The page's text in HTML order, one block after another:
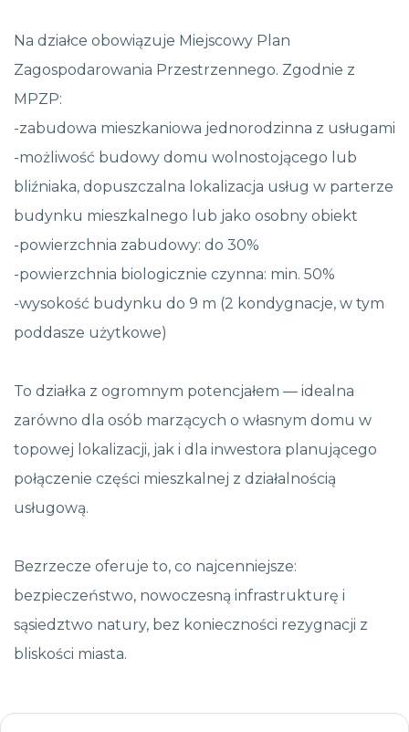
Na działce obowiązuje Miejscowy Plan
Zagospodarowania Przestrzennego. Zgodnie z
MPZP:
-zabudowa mieszkaniowa jednorodzinna z usługami
-możliwość budowy domu wolnostojącego lub
bliźniaka, dopuszczalna lokalizacja usług w parterze
budynku mieszkalnego lub jako osobny obiekt
-powierzchnia zabudowy: do 30%
-powierzchnia biologicznie czynna: min. 50%
-wysokość budynku do 9 m (2 kondygnacje, w tym
poddasze użytkowe)
To działka z ogromnym potencjałem — idealna
zarówno dla osób marzących o własnym domu w
topowej lokalizacji, jak i dla inwestora planującego
połączenie części mieszkalnej z działalnością
usługową.
Bezrzecze oferuje to, co najcenniejsze:
bezpieczeństwo, nowoczesną infrastrukturę i
sąsiedztwo natury, bez konieczności rezygnacji z
bliskości miasta.